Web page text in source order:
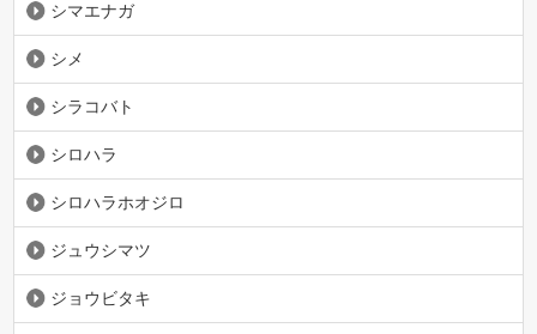
シマエナガ
シメ
シラコバト
シロハラ
シロハラホオジロ
ジュウシマツ
ジョウビタキ